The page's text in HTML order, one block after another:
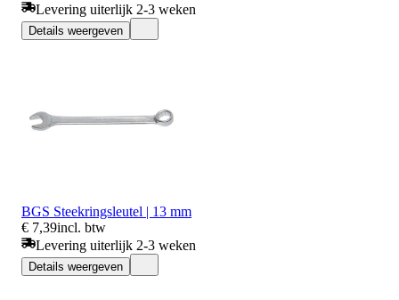
Levering uiterlijk 2-3 weken
Details weergeven
BGS Steekringsleutel | 13 mm
€ 7,39incl. btw
Levering uiterlijk 2-3 weken
Details weergeven